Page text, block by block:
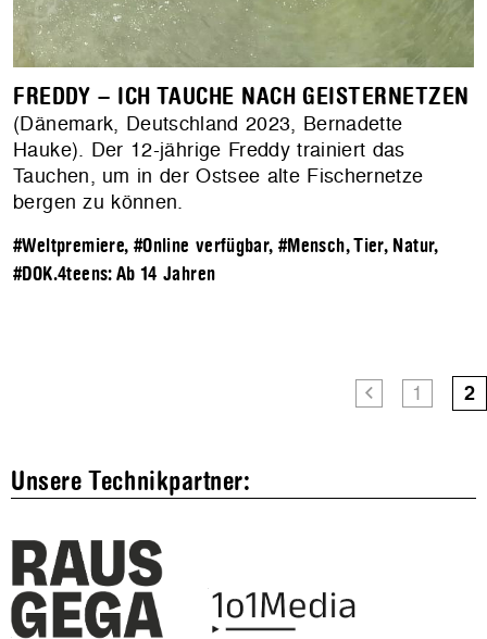
FREDDY – ICH TAUCHE NACH GEISTERNETZEN
(Dänemark, Deutschland 2023, Bernadette
Hauke). Der 12-jährige Freddy trainiert das
Tauchen, um in der Ostsee alte Fischernetze
bergen zu können.
#Weltpremiere, #Online verfügbar, #Mensch, Tier, Natur,
#DOK.4teens: Ab 14 Jahren
1 2
Unsere Technikpartner: